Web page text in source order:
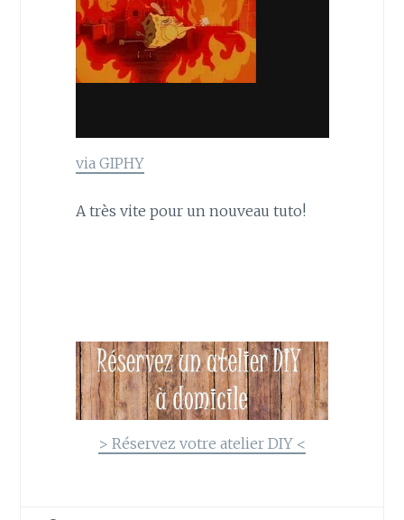
via GIPHY
A très vite pour un nouveau tuto!
> Réservez votre atelier DIY <